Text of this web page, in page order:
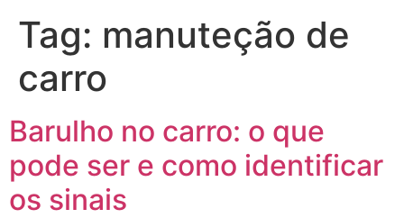
Tag: manuteção de
carro
Barulho no carro: o que
pode ser e como identificar
os sinais